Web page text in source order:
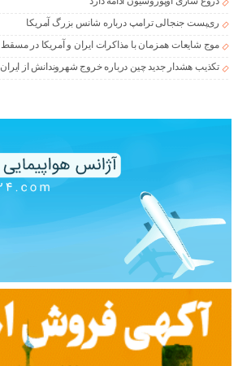
ری‌پست جنجالی ترامپ درباره شانس بزرگ آمریکا
موج شایعات همزمان با مذاکرات ایران و آمریکا در مسقط
تکذیب هشدار جدید چین درباره خروج شهروندانش از ایران